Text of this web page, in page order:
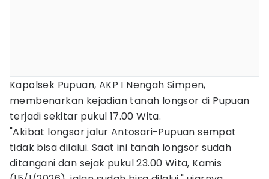
Kapolsek Pupuan, AKP I Nengah Simpen,
membenarkan kejadian tanah longsor di Pupuan
terjadi sekitar pukul 17.00 Wita.
"Akibat longsor jalur Antosari-Pupuan sempat
tidak bisa dilalui. Saat ini tanah longsor sudah
ditangani dan sejak pukul 23.00 Wita, Kamis